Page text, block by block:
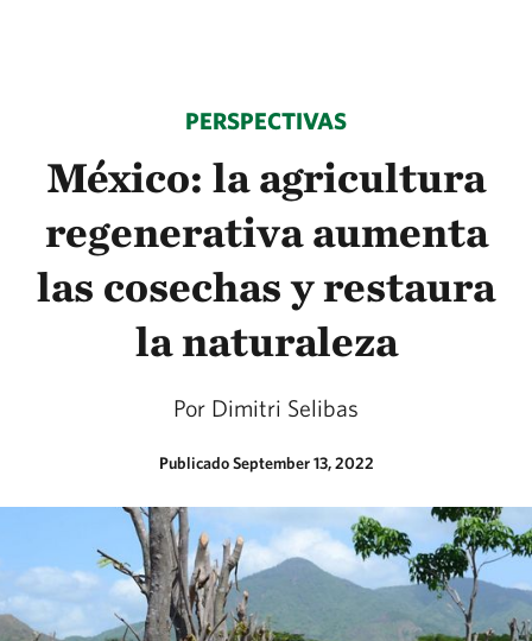
PERSPECTIVAS
México: la agricultura
regenerativa aumenta
las cosechas y restaura
la naturaleza
Por Dimitri Selibas
Publicado September 13, 2022